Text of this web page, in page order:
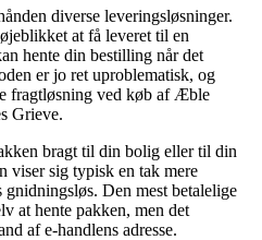
diverse leveringsløsninger.
at få leveret til en
hente din bestilling når det
er jo ret uproblematisk, og
fragtløsning ved køb af Æble
Grieve.
bragt til din bolig eller til din
viser sig typisk en tak mere
Den mest betalelige
at hente pakken, men det
af e-handlens adresse.